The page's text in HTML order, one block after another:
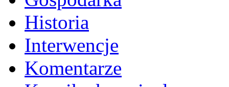
Historia
Interwencje
Komentarze